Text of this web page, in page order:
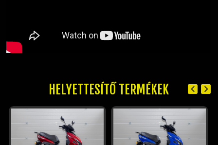
HELYETTESÍTŐ TERMÉKEK